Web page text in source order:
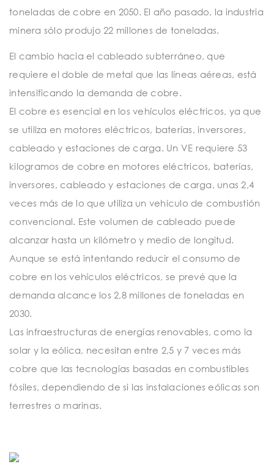
toneladas de cobre en 2050. El año pasado, la industria
minera sólo produjo 22 millones de toneladas.
El cambio hacia el cableado subterráneo, que
requiere el doble de metal que las líneas aéreas, está
intensificando la demanda de cobre.
El cobre es esencial en los vehículos eléctricos, ya que
se utiliza en motores eléctricos, baterías, inversores,
cableado y estaciones de carga. Un VE requiere 53
kilogramos de cobre en motores eléctricos, baterías,
inversores, cableado y estaciones de carga, unas 2,4
veces más de lo que utiliza un vehículo de combustión
convencional. Este volumen de cableado puede
alcanzar hasta un kilómetro y medio de longitud.
Aunque se está intentando reducir el consumo de
cobre en los vehículos eléctricos, se prevé que la
demanda alcance los 2,8 millones de toneladas en
2030.
Las infraestructuras de energías renovables, como la
solar y la eólica, necesitan entre 2,5 y 7 veces más
cobre que las tecnologías basadas en combustibles
fósiles, dependiendo de si las instalaciones eólicas son
terrestres o marinas.